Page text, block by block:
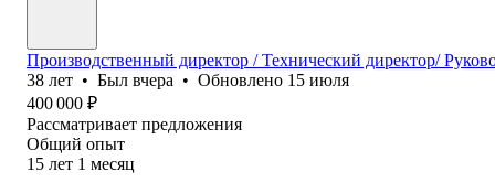
Производственный директор / Технический директор/
38 лет • Был вчера • Обновлено 15 июля
400 000 ₽
Рассматривает предложения
Общий опыт
15 лет 1 месяц